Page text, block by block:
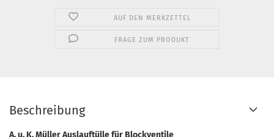
AUF DEN MERKZETTEL
FRAGE ZUM PRODUKT
Beschreibung
A. u. K. Müller Auslauftülle für Blockventile